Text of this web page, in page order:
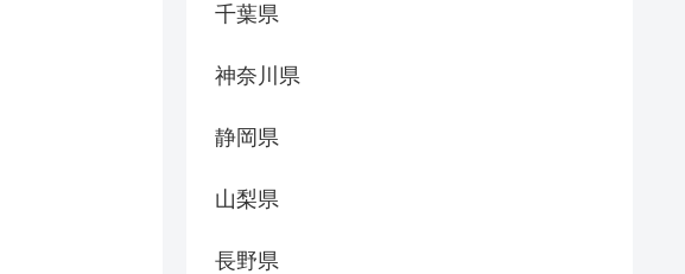
千葉県
神奈川県
静岡県
山梨県
長野県